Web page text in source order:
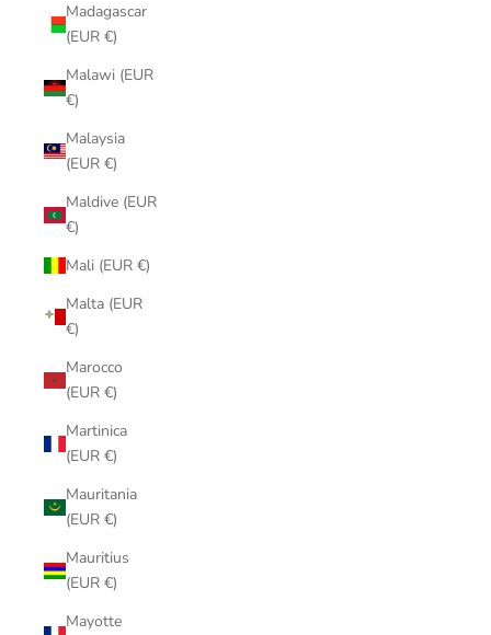
Madagascar
(EUR €)
Malawi (EUR
€)
Malaysia
(EUR €)
Maldive (EUR
€)
Mali (EUR €)
Malta (EUR
€)
Marocco
(EUR €)
Martinica
(EUR €)
Mauritania
(EUR €)
Mauritius
(EUR €)
Mayotte